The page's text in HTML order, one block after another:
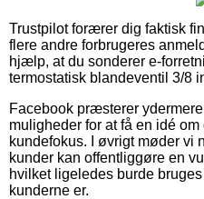
Trustpilot forærer dig faktisk
flere andre forbrugeres
hjælp, at du sonderer e-
termostatisk blandeventil 3/8
Facebook præsterer
muligheder for at få en idé
kundefokus. I øvrigt møder vi
kunder kan offentliggøre en
hvilket ligeledes burde
kunderne er.